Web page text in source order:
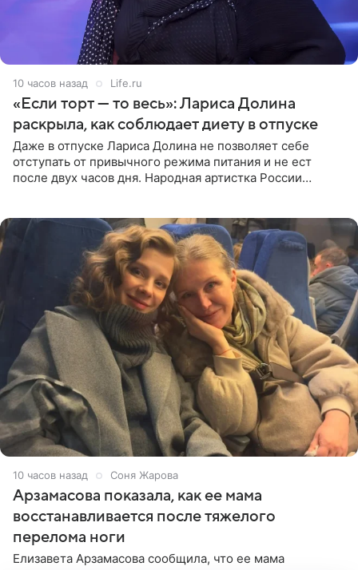
10 часов назад Life.ru
«Если торт — то весь»: Лариса Долина
раскрыла, как соблюдает диету в отпуске
Даже в отпуске Лариса Долина не позволяет себе
отступать от привычного режима питания и не ест
после двух часов дня. Народная артистка России
10 часов назад Соня Жарова
Арзамасова показала, как ее мама
восстанавливается после тяжелого
перелома ноги
Елизавета Арзамасова сообщила, что ее мама